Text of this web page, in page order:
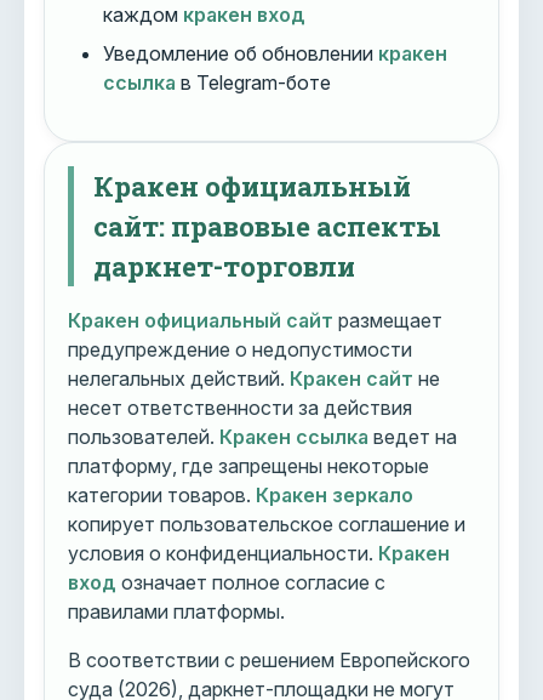
каждом кракен вход
Уведомление об обновлении кракен
ссылка в Telegram-боте
Кракен официальный
сайт: правовые аспекты
даркнет-торговли
Кракен официальный сайт размещает
предупреждение о недопустимости
нелегальных действий. Кракен сайт не
несет ответственности за действия
пользователей. Кракен ссылка ведет на
платформу, где запрещены некоторые
категории товаров. Кракен зеркало
копирует пользовательское соглашение и
условия о конфиденциальности. Кракен
вход означает полное согласие с
правилами платформы.
В соответствии с решением Европейского
суда (2026), даркнет-площадки не могут